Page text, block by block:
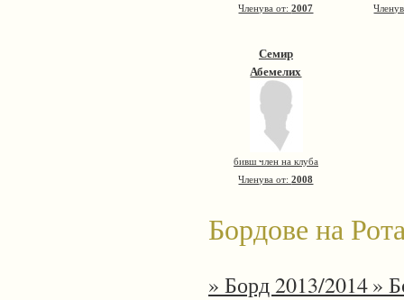
Членува от:2007
Семир
Абемелих
бивш член на клуба
Членува от:2008
Бордове на
» Борд 2013/2014»